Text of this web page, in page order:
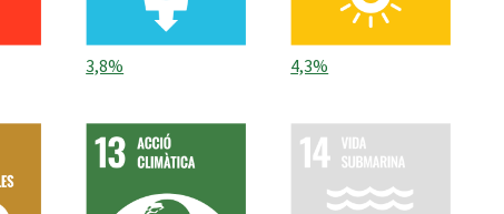
3,8% 4,3%